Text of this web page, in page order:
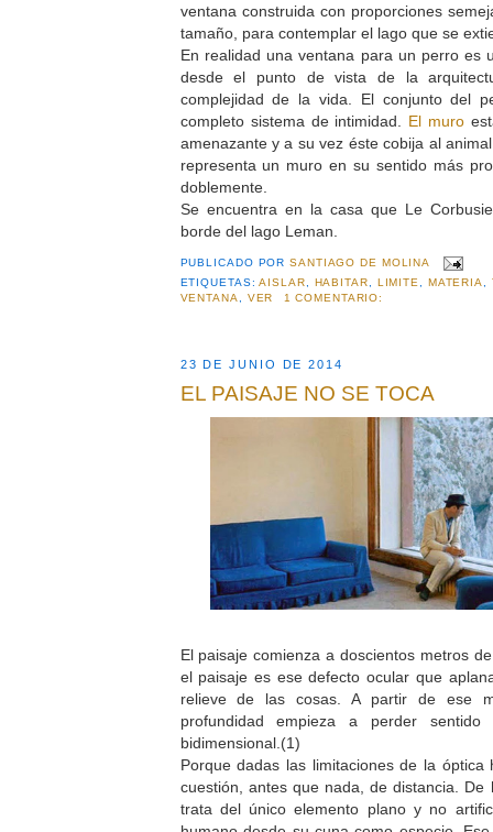
ventana construida con proporciones
tamaño, para contemplar el lago que se
En realidad una ventana para un perro es
desde el punto de vista de la
complejidad de la vida. El conjunto del
completo sistema de intimidad. El muro
amenazante y a su vez éste cobija al
representa un muro en su sentido más
doblemente.
Se encuentra en la casa que Le
borde del lago Leman.
PUBLICADO PORSANTIAGO DE MOLINA
ETIQUETAS:AISLAR, HABITAR, LIMITE, MATERIA,
VENTANA, VER 1 COMENTARIO:
23 DE JUNIO DE 2014
EL PAISAJE NO SE TOCA
El paisaje comienza a doscientos metros
el paisaje es ese defecto ocular que
relieve de las cosas. A partir de ese
profundidad empieza a perder
bidimensional.(1)
Porque dadas las limitaciones de la
cuestión, antes que nada, de distancia.
trata del único elemento plano y no